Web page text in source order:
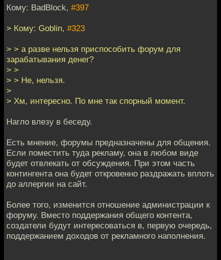
Кому: BadBlock, #397
> Кому: Goblin, #323
> > а разве нельзя приспособить форум для
зарабатывания денег?
> >
> > Не, нельзя.
>
> Хм, интересно. По мне так спорный момент.
Нагло влезу в беседу.
Есть мнение, форумы предназначены для общения.
Если поместить туда рекламу, она в любом виде
будет отвлекать от обсуждения. При этом часть
контингента она будет откровенно раздражать вплоть
до аллергии на сайт.
Более того, изменится отношение администрации к
форуму. Вместо поддержания общего контента,
создатели будут интересоваться в, первую очередь,
поддержанием доходов от рекламного наполнения.